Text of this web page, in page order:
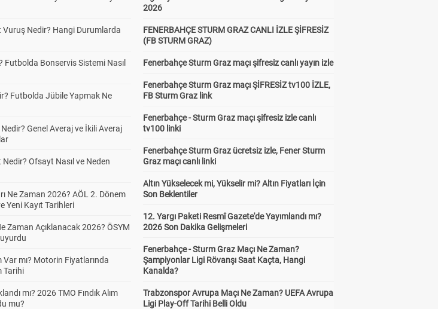
Vuruş Nedir? Hangi Durumlarda
Futbolda Bonservis Sistemi Nasıl
Futbolda Jübile Yapmak Ne
Genel Averaj ve İkili Averaj
Ofsayt Nasıl ve Neden
Ne Zaman 2026? AÖL 2. Dönem
Yeni Kayıt Tarihleri
Zaman Açıklanacak 2026? ÖSYM
mı? Motorin Fiyatlarında
Tarihi
mı? 2026 TMO Fındık Alım
mu?
2026
FENERBAHÇE STURM GRAZ CANLI İZLE ŞİFRESİZ
(FB STURM GRAZ)
Fenerbahçe Sturm Graz maçı şifresiz canlı yayın izle
Fenerbahçe Sturm Graz maçı ŞİFRESİZ tv100 İZLE,
FB Sturm Graz link
Fenerbahçe - Sturm Graz maçı şifresiz izle canlı
tv100 linki
Fenerbahçe Sturm Graz ücretsiz izle, Fener Sturm
Graz maçı canlı linki
Altın Yükselecek mi, Yükselir mi? Altın Fiyatları İçin
Son Beklentiler
12. Yargı Paketi Resmî Gazete'de Yayımlandı mı?
2026 Son Dakika Gelişmeleri
Fenerbahçe - Sturm Graz Maçı Ne Zaman?
Şampiyonlar Ligi Rövanşı Saat Kaçta, Hangi
Kanalda?
Trabzonspor Avrupa Maçı Ne Zaman? UEFA Avrupa
Ligi Play-Off Tarihi Belli Oldu